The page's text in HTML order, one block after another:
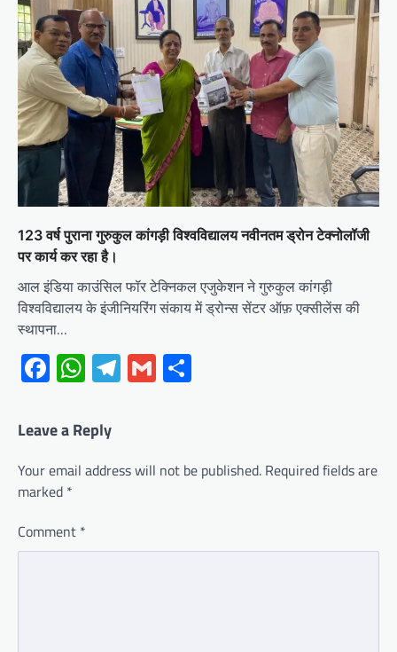
123 वर्ष पुराना गुरुकुल कांगड़ी विश्वविद्यालय नवीनतम ड्रोन टेक्नोलॉजी
पर कार्य कर रहा है।
आल इंडिया काउंसिल फॉर टेक्निकल एजुकेशन ने गुरुकुल कांगड़ी
विश्वविद्यालय के इंजीनियरिंग संकाय में ड्रोन्स सेंटर ऑफ़ एक्सीलेंस की
स्थापना…
Facebook
WhatsApp
Telegram
Gmail
Leave a Reply
Your email address will not be published. Required fields are
marked *
Comment *